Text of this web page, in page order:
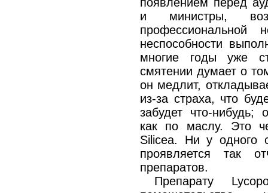
и министры,
профессиональной
неспособности
многие годы уже
смятении думает о
он медлит,
из-за страха, что
забудет что-нибудь;
как по маслу. Это
Silicea. Ни у одного
проявляется так
препаратов.
Препарату